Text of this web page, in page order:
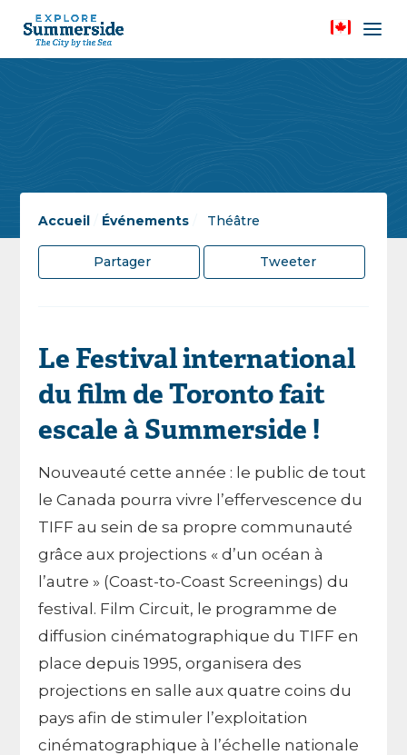
Accueil Événements Théâtre
Partager Tweeter
Le Festival international
du film de Toronto fait
escale à Summerside !
Nouveauté cette année : le public de tout
le Canada pourra vivre l’effervescence du
TIFF au sein de sa propre communauté
grâce aux projections « d’un océan à
l’autre » (Coast-to-Coast Screenings) du
festival. Film Circuit, le programme de
diffusion cinématographique du TIFF en
place depuis 1995, organisera des
projections en salle aux quatre coins du
pays afin de stimuler l’exploitation
cinématographique à l’échelle nationale